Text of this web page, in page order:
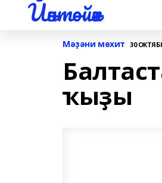
Йәнтөйәк
Мәҙәни мөхит 30
ҡыҙы